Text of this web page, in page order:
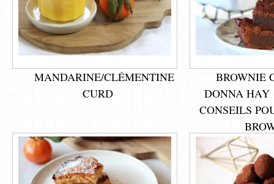
MANDARINE/CLÉMENTINE
CURD
BROWNIE
DONNA HAY
CONSEILS